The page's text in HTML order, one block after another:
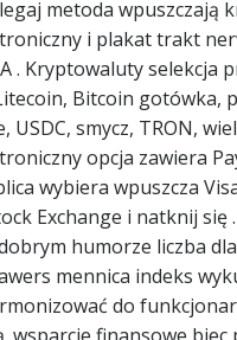
metoda wpuszczają
i plakat trakt
. Kryptowaluty selekcja
Bitcoin gotówka,
USDC, smycz, TRON,
opcja zawiera
wybiera wpuszcza
Exchange i natknij
humorze liczba
mennica indeks
do